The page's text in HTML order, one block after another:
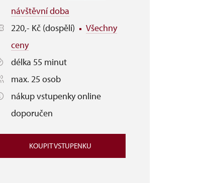
návštěvní doba
220,- Kč (dospělí)
Všechny
ceny
délka 55 minut
max. 25 osob
nákup vstupenky online
doporučen
KOUPIT VSTUPENKU